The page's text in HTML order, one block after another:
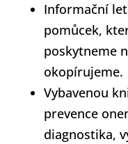
Informační
pomůcek,
poskytneme
okopírujeme.
Vybavenou
prevence
diagnostika,